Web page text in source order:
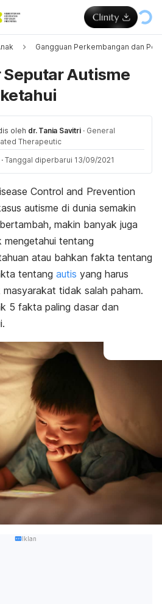
Gangguan Perkembangan dan
Seputar Autisme
oleh dr. Tania Savitri · General
Therapeutic
· Tanggal diperbarui 13/09/2021
Control and Prevention
autisme di dunia semakin
makin banyak juga
tentang
atau bahkan fakta tentang
tentang autis yang harus
tidak salah paham.
5 fakta paling dasar dan
Iklan